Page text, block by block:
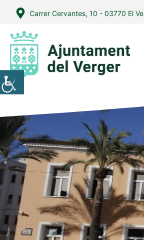
contingut
Carrer Cervantes, 10 - 03770 El